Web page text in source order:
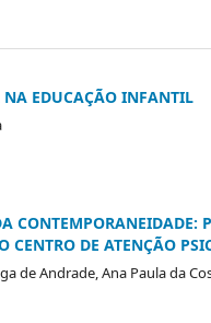
EDUCAÇÃO INFANTIL
CONTEMPORANEIDADE:
DE ATENÇÃO
de Andrade, Ana Paula da